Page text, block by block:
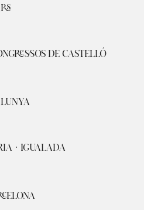
DE CASTELLÓ
· IGUALADA